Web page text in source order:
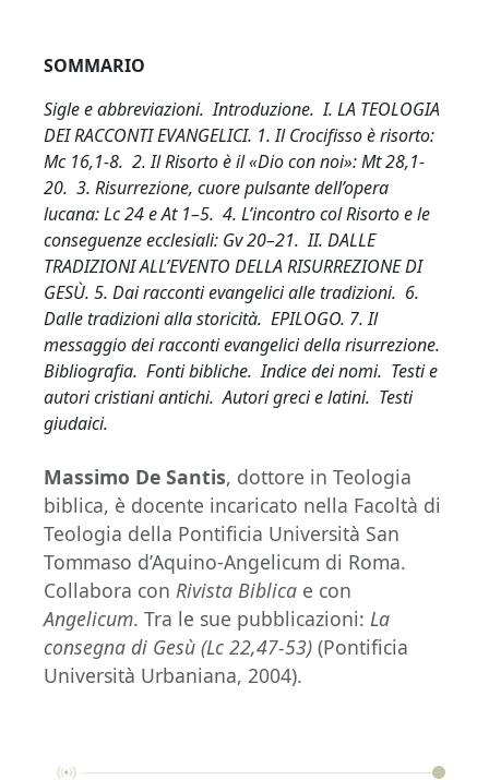
SOMMARIO
Sigle e abbreviazioni. Introduzione. I. LA TEOLOGIA
DEI RACCONTI EVANGELICI. 1. Il Crocifisso è risorto:
Mc 16,1-8. 2. Il Risorto è il «Dio con noi»: Mt 28,1-
20. 3. Risurrezione, cuore pulsante dell’opera
lucana: Lc 24 e At 1–5. 4. L’incontro col Risorto e le
conseguenze ecclesiali: Gv 20–21. II. DALLE
TRADIZIONI ALL’EVENTO DELLA RISURREZIONE DI
GESÙ. 5. Dai racconti evangelici alle tradizioni. 6.
Dalle tradizioni alla storicità. EPILOGO. 7. Il
messaggio dei racconti evangelici della risurrezione.
Bibliografia. Fonti bibliche. Indice dei nomi. Testi e
autori cristiani antichi. Autori greci e latini. Testi
giudaici.
Massimo De Santis, dottore in Teologia
biblica, è docente incaricato nella Facoltà di
Teologia della Pontificia Università San
Tommaso d’Aquino-Angelicum di Roma.
Collabora con Rivista Biblica e con
Angelicum. Tra le sue pubblicazioni: La
consegna di Gesù (Lc 22,47-53) (Pontificia
Università Urbaniana, 2004).